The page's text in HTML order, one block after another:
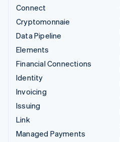
Connect
Cryptomonnaie
Data Pipeline
Elements
Financial Connections
Identity
Invoicing
Issuing
Link
Managed Payments